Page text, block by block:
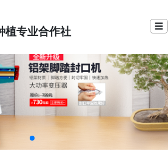
植专业合作社 ☰